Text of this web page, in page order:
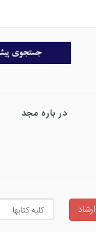
در باره مجد